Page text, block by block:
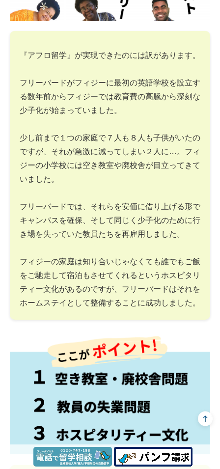
『アフロ留学』が実現できたのには訳があります。
フリーバードがフィジーに最初の英語学校を設立す
る数年前からフィジーでは教育費の高騰から深刻な
少子化が始まっていました。
少し前まで１つの家庭で７人も８人も子供がいたの
ですが、それが急激に減ってしまい２人に…。フィ
ジーの小学校には空き教室や廃校舎が目立ってきて
いました。
フリーバードでは、それらを安価に借り上げる形で
キャンパスを確保、そして同じく少子化のために行
き場を失っていた教員たちを再雇用しました。
フィジーの家庭は知り合いじゃなくても誰でもご飯
をご馳走して宿泊もさせてくれるというホスピタリ
ティー文化があるのですが、フリーバードはそれを
ホームステイとして整備することに成功しました。